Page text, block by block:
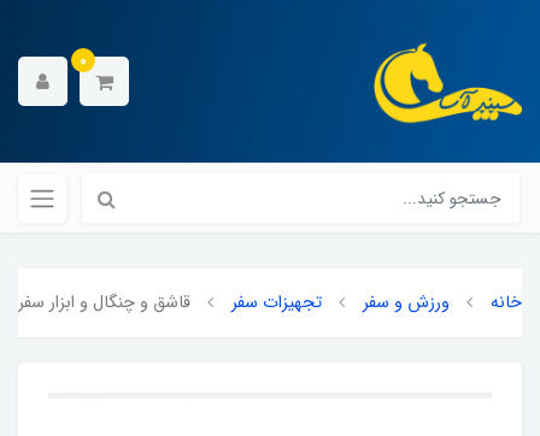
0
خانه ورزش و سفر تجهیزات سفر قاشق و چنگال و ابزار سفری